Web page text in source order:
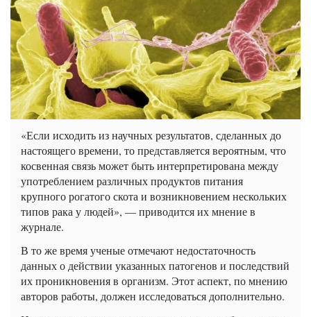
«Если исходить из научных результатов, сделанных до
настоящего времени, то представляется вероятным, что
косвенная связь может быть интерпретирована между
употреблением различных продуктов питания
крупного рогатого скота и возникновением нескольких
типов рака у людей», — приводится их мнение в
журнале.
В то же время ученые отмечают недостаточность
данных о действии указанных патогенов и последствий
их проникновения в организм. Этот аспект, по мнению
авторов работы, должен исследоваться дополнительно.